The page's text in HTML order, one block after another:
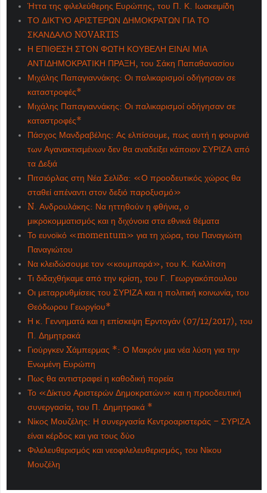
Ήττα της φιλελεύθερης Ευρώπης, του Π. Κ. Ιωακειμίδη
ΤΟ ΔΙΚΤΥΟ ΑΡΙΣΤΕΡΩΝ ΔΗΜΟΚΡΑΤΩΝ ΓΙΑ ΤΟ
ΣΚΑΝΔΑΛΟ NOVARTIS
Η ΕΠΙΘΕΣΗ ΣΤΟΝ ΦΩΤΗ ΚΟΥΒΕΛΗ ΕΙΝΑΙ ΜΙΑ
ΑΝΤΙΔΗΜΟΚΡΑΤΙΚΗ ΠΡΑΞΗ, του Σάκη Παπαθανασίου
Μιχάλης Παπαγιαννάκης: Οι παλικαρισμοί οδήγησαν σε
καταστροφές*
Μιχάλης Παπαγιαννάκης: Οι παλικαρισμοί οδήγησαν σε
καταστροφές*
Πάσχος Μανδραβέλης: Ας ελπίσουμε, πως αυτή η φουρνιά
των Αγανακτισμένων δεν θα αναδείξει κάποιον ΣΥΡΙΖΑ από
τα Δεξιά
Πιτσιόρλας στη Νέα Σελίδα: «Ο προοδευτικός χώρος θα
σταθεί απέναντι στον δεξιό παροξυσμό»
N. Ανδρουλάκης: Να ηττηθούν η φθήνια, ο
μικροκομματισμός και η διχόνοια στα εθνικά θέματα
Το ευνοϊκό «momentum» για τη χώρα, του Παναγιώτη
Παναγιώτου
Να κλειδώσουμε τον «κουμπαρά», του Κ. Καλλίτση
Τι διδαχθήκαμε από την κρίση, του Γ. Γεωργακόπουλου
Οι μεταρρυθμίσεις του ΣΥΡΙΖΑ και η πολιτική κοινωνία, του
Θεόδωρου Γεωργίου*
Η κ. Γεννηματά και η επίσκεψη Ερντογάν (07/12/2017), του
Π. Δημητρακά
Γιούργκεν Xάμπερμας *: Ο Μακρόν μια νέα λύση για την
Ενωμένη Ευρώπη
Πως θα αντιστραφεί η καθοδική πορεία
Το «Δίκτυο Αριστερών Δημοκρατών» και η προοδευτική
συνεργασία, του Π. Δημητρακά *
Νίκος Μουζέλης: Η συνεργασία Κεντροαριστεράς – ΣΥΡΙΖΑ
είναι κέρδος και για τους δύο
Φιλελευθερισμός και νεοφιλελευθερισμός, του Νίκου
Μουζέλη